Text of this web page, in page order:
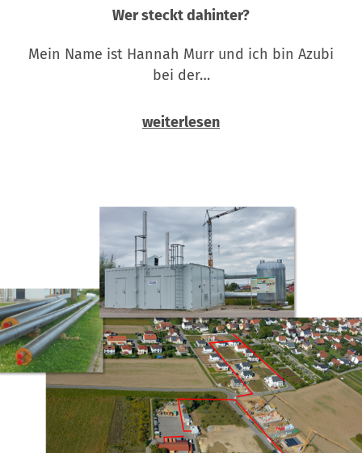
Wer steckt dahinter?
Mein Name ist Hannah Murr und ich bin Azubi
bei der…
weiterlesen